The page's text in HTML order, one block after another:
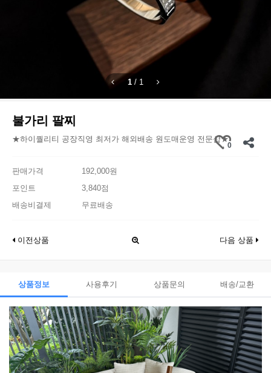
1 / 1
불가리 팔찌
★하이퀄리티 공장직영 최저가 해외배송 원도매운영 전문샵★
0
판매가격
192,000원
포인트
3,840점
배송비결제
무료배송
이전상품 다음 상품
상품정보 사용후기 상품문의 배송/교환